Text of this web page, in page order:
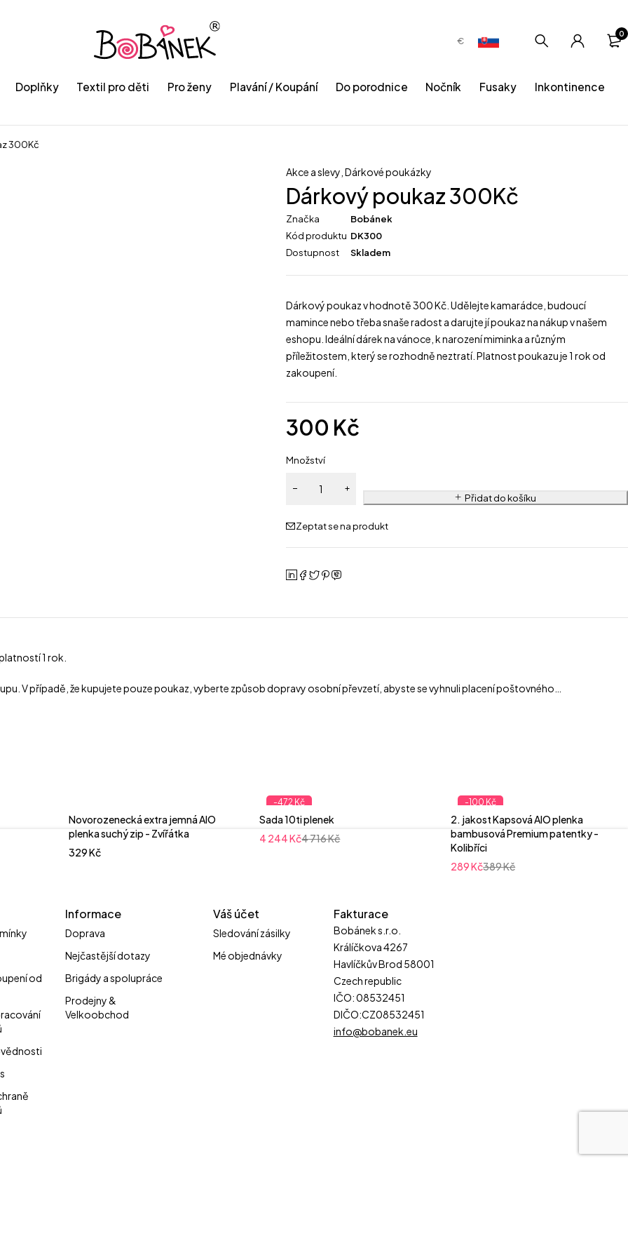
€
0
Doplňky Textil pro děti Pro ženy Plavání / Koupání Do porodnice Nočník Fusaky
Inkontinence
300Kč
Akce a slevy ,Dárkové poukázky
Dárkový poukaz 300Kč
Značka
Bobánek
Kód produktu DK300
Dostupnost
Skladem
Dárkový poukaz v hodnotě 300 Kč. Udělejte kamarádce, budoucí
mamince nebo třeba snaše radost a darujte jí poukaz na nákup v našem
eshopu. Ideální dárek na vánoce, k narození miminka a různým
příležitostem, který se rozhodně neztratí. Platnost poukazu je 1 rok od
zakoupení.
300 Kč
Množství
Přidat do košíku
Zeptat se na produkt
1 rok.
V případě, že kupujete pouze poukaz, vyberte způsob dopravy osobní převzetí, abyste se vyhnuli placení poštovného…
Novorozenecká extra jemná AIO
plenka suchý zip - Zvířátka
329Kč
-472 Kč
Sada 10ti plenek
4 716Kč
4 244Kč
-100 Kč
2. jakost Kapsová AIO plenka
bambusová Premium patentky -
Kolibříci
389Kč
289Kč
od
Informace
Doprava
Nejčastější dotazy
Brigády a spolupráce
Prodejny &
Velkoobchod
Váš účet
Sledování zásilky
Mé objednávky
Fakturace
Bobánek s.r.o.
Králíčkova 4267
Havlíčkův Brod 58001
Czech republic
IČO: 08532451
DIČO:CZ08532451
info@bobanek.eu